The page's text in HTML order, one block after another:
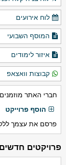
לוח אירועים
המוסף השבועי
איזור לימודים
קבוצות וואצאפ
חברי האתר
הוסף פרוייקט
פרסם את עצמך
פרויקטים חדשים